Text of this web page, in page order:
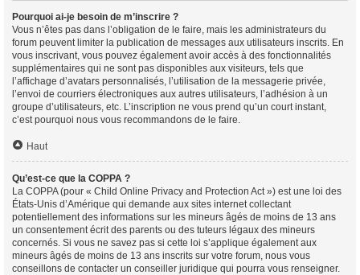
Pourquoi ai-je besoin de m’inscrire ?
Vous n’êtes pas dans l’obligation de le faire, mais les administrateurs du
forum peuvent limiter la publication de messages aux utilisateurs inscrits. En
vous inscrivant, vous pouvez également avoir accès à des fonctionnalités
supplémentaires qui ne sont pas disponibles aux visiteurs, tels que
l’affichage d’avatars personnalisés, l’utilisation de la messagerie privée,
l’envoi de courriers électroniques aux autres utilisateurs, l’adhésion à un
groupe d’utilisateurs, etc. L’inscription ne vous prend qu’un court instant,
c’est pourquoi nous vous recommandons de le faire.
Haut
Qu’est-ce que la COPPA ?
La COPPA (pour « Child Online Privacy and Protection Act ») est une loi des
États-Unis d’Amérique qui demande aux sites internet collectant
potentiellement des informations sur les mineurs âgés de moins de 13 ans
un consentement écrit des parents ou des tuteurs légaux des mineurs
concernés. Si vous ne savez pas si cette loi s’applique également aux
mineurs âgés de moins de 13 ans inscrits sur votre forum, nous vous
conseillons de contacter un conseiller juridique qui pourra vous renseigner.